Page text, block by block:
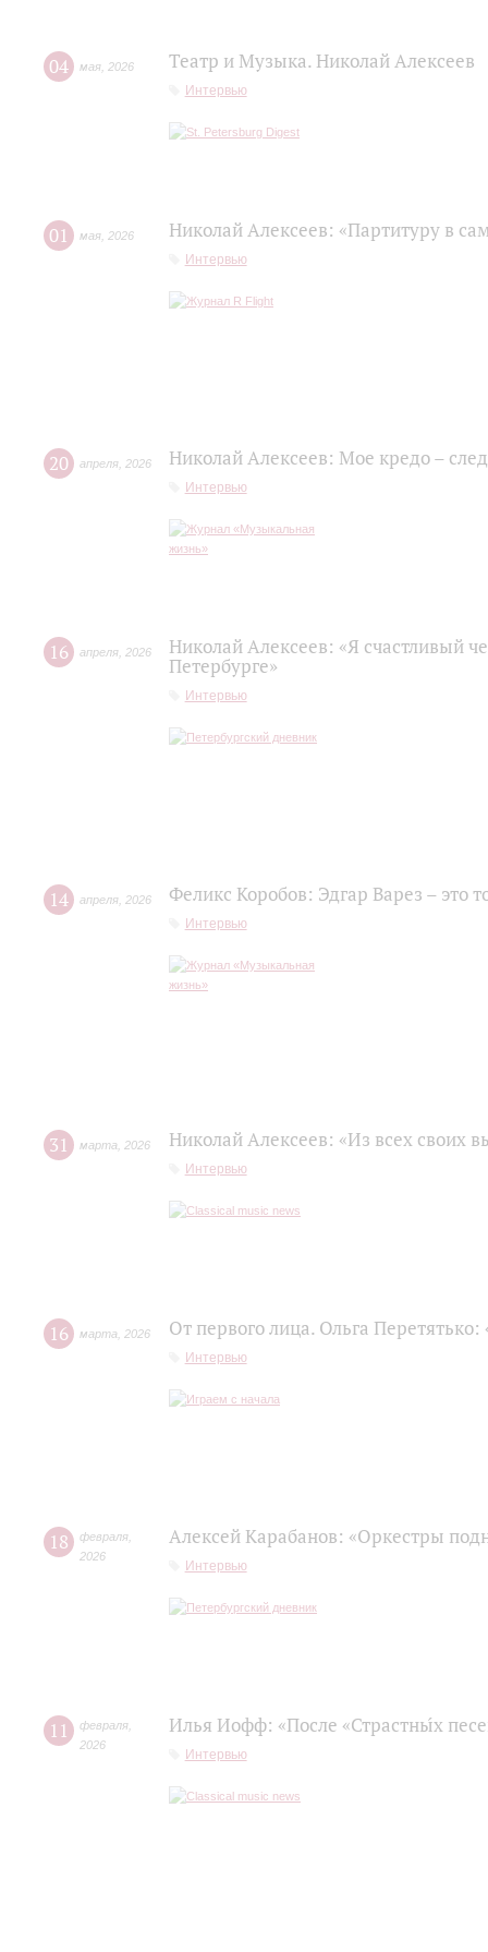
04 мая 2026 Театр и Музыка. Николай Алексеев
Интервью
01 мая 2026 Николай Алексеев: «Партитуру в
Интервью
20 апреля 2026 Николай Алексеев: Мое кредо –
Интервью
16 апреля 2026
Николай Алексеев: «Я счастливый
Петербурге»
Интервью
14 апреля 2026 Феликс Коробов: Эдгар Варез – это
Интервью
31 марта 2026 Николай Алексеев: «Из всех своих
Интервью
16 марта 2026 От первого лица. Ольга Перетятько:
Интервью
18 февраля
2026
Алексей Карабанов: «Оркестры
Интервью
11 февраля
2026
Илья Иофф: «После «Страстны́х
Интервью